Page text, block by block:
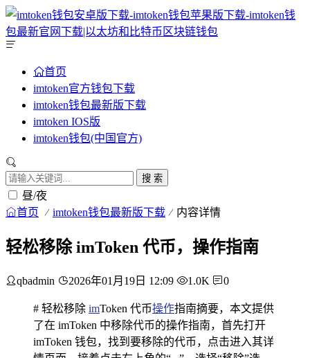
首页
imtoken官方钱包下载
imtoken钱包最新版下载
imtoken IOS版
imtoken钱包(中国官方)
搜 索
昼/夜
首页 imtoken钱包最新版下载 内容详情
轻松移除 imToken 代币，操作指南
qbadmin 2026年01月19日 12:09 1.0K 0
# 轻松移除 imToken 代币操作指南摘要，本文提供
了在 imToken 中移除代币的操作指南，首先打开
imToken 钱包，找到要移除的代币，点击进入其详